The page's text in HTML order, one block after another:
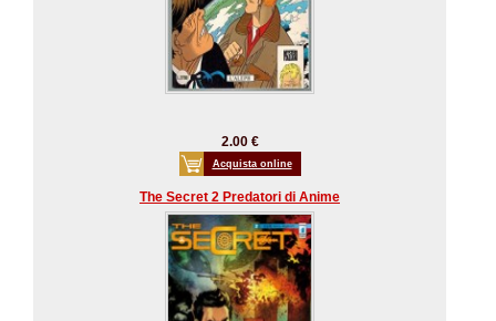
2.00 €
Acquista online
The Secret 2 Predatori di Anime